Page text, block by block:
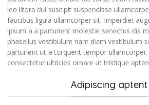
leo litora dui suscipit suspendisse
faucibus ligula ullamcorper sit. Imperdiet
ipsum a a parturient molestie senectus dis
phasellus vestibulum nam diam vestibulum
parturient ut a torquent tempor
consectetur ultricies ornare ut tristique
Adipiscing aptent